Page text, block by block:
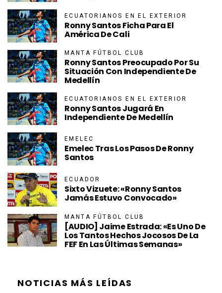
ECUATORIANOS EN EL EXTERIOR
Ronny Santos Ficha Para El
América De Cali
MANTA FÚTBOL CLUB
Ronny Santos Preocupado Por Su
Situación Con Independiente De
Medellín
ECUATORIANOS EN EL EXTERIOR
Ronny Santos Jugará En
Independiente De Medellín
EMELEC
Emelec Tras Los Pasos De Ronny
Santos
ECUADOR
Sixto Vizuete: «Ronny Santos
Jamás Estuvo Convocado»
MANTA FÚTBOL CLUB
[AUDIO] Jaime Estrada: «Es Uno De
Los Tantos Hechos Jocosos De La
FEF En Las Últimas Semanas»
NOTICIAS MÁS LEÍDAS